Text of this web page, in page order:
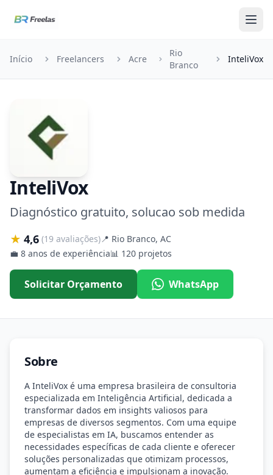
Início Freelancers Acre
Rio
Branco
InteliVox
InteliVox
Diagnóstico gratuito, solucao sob medida
★ 4,6 (19 avaliações)📍 Rio Branco, AC
💼 8 anos de experiência📊 120 projetos
Solicitar Orçamento WhatsApp
Sobre
A InteliVox é uma empresa brasileira de consultoria
especializada em Inteligência Artificial, dedicada a
transformar dados em insights valiosos para
empresas de diversos segmentos. Com uma equipe
de especialistas em IA, buscamos entender as
necessidades específicas de cada cliente e oferecer
soluções personalizadas que otimizam processos,
aumentam a eficiência e impulsionam a inovação.